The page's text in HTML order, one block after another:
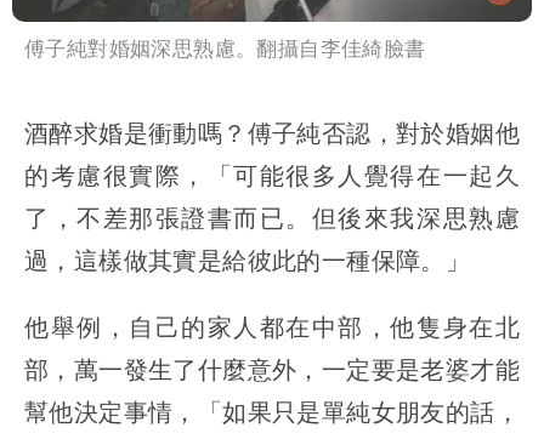
傅子純對婚姻深思熟慮。翻攝自李佳綺臉書
酒醉求婚是衝動嗎？傅子純否認，對於婚姻他
的考慮很實際，「可能很多人覺得在一起久
了，不差那張證書而已。但後來我深思熟慮
過，這樣做其實是給彼此的一種保障。」
他舉例，自己的家人都在中部，他隻身在北
部，萬一發生了什麼意外，一定要是老婆才能
幫他決定事情，「如果只是單純女朋友的話，